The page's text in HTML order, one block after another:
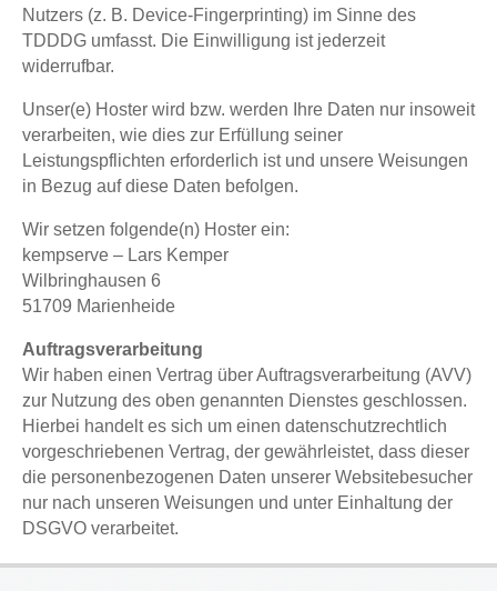
Nutzers (z. B. Device-Fingerprinting) im Sinne des
TDDDG umfasst. Die Einwilligung ist jederzeit
widerrufbar.
Unser(e) Hoster wird bzw. werden Ihre Daten nur insoweit
verarbeiten, wie dies zur Erfüllung seiner
Leistungspflichten erforderlich ist und unsere Weisungen
in Bezug auf diese Daten befolgen.
Wir setzen folgende(n) Hoster ein:
kempserve – Lars Kemper
Wilbringhausen 6
51709 Marienheide
Auftragsverarbeitung
Wir haben einen Vertrag über Auftragsverarbeitung (AVV)
zur Nutzung des oben genannten Dienstes geschlossen.
Hierbei handelt es sich um einen datenschutzrechtlich
vorgeschriebenen Vertrag, der gewährleistet, dass dieser
die personenbezogenen Daten unserer Websitebesucher
nur nach unseren Weisungen und unter Einhaltung der
DSGVO verarbeitet.